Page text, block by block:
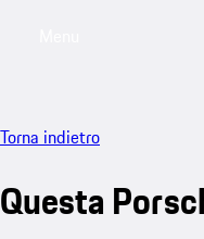
Torna indietro
Questa